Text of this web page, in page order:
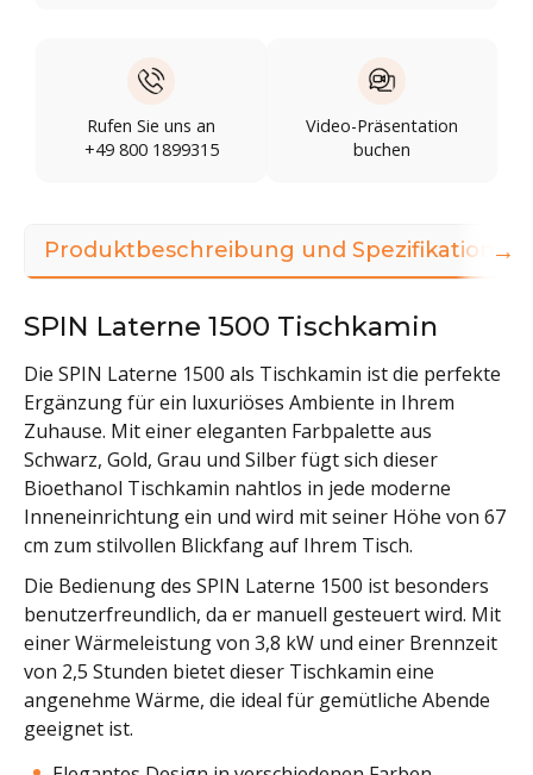
Rufen Sie uns an
+49 800 1899315
Video-Präsentation
buchen
Produktbeschreibung und Spezifikationen
SPIN Laterne 1500 Tischkamin
Die SPIN Laterne 1500 als Tischkamin ist die perfekte
Ergänzung für ein luxuriöses Ambiente in Ihrem
Zuhause. Mit einer eleganten Farbpalette aus
Schwarz, Gold, Grau und Silber fügt sich dieser
Bioethanol Tischkamin nahtlos in jede moderne
Inneneinrichtung ein und wird mit seiner Höhe von 67
cm zum stilvollen Blickfang auf Ihrem Tisch.
Die Bedienung des SPIN Laterne 1500 ist besonders
benutzerfreundlich, da er manuell gesteuert wird. Mit
einer Wärmeleistung von 3,8 kW und einer Brennzeit
von 2,5 Stunden bietet dieser Tischkamin eine
angenehme Wärme, die ideal für gemütliche Abende
geeignet ist.
→